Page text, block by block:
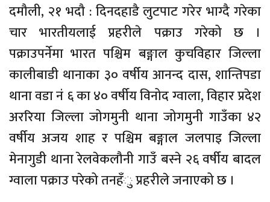
दमौली, २१ भदौ : दिनदहाडै लुटपाट गरेर भाग्दै गरेका
चार भारतीयलाई प्रहरीले पक्राउ गरेको छ ।
पक्राउपर्नेमा भारत पश्चिम बङ्गाल कुचविहार जिल्ला
कालीबाडी थानाका ३० वर्षीय आनन्द दास, शान्तिपडा
थाना वडा नं ६ का ४० वर्षीय विनोद ग्वाला, विहार प्रदेश
अररिया जिल्ला जोगमुनी थाना जोगमुनी गाउँका ४२
वर्षीय अजय शाह र पश्चिम बङ्गाल जलपाइ जिल्ला
मेनागुडी थाना रेलवेकलौनी गाउँ बस्ने २६ वर्षीय बादल
ग्वाला पक्राउ परेको तनहँु प्रहरीले जनाएको छ ।